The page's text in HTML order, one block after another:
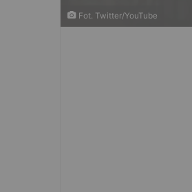
Fot. Twitter/YouTube